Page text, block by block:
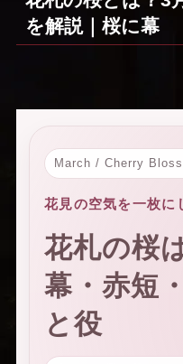
を解説｜桜に幕
March / Cherry
花見の空気を一枚に
花札の桜
幕・赤短
と役